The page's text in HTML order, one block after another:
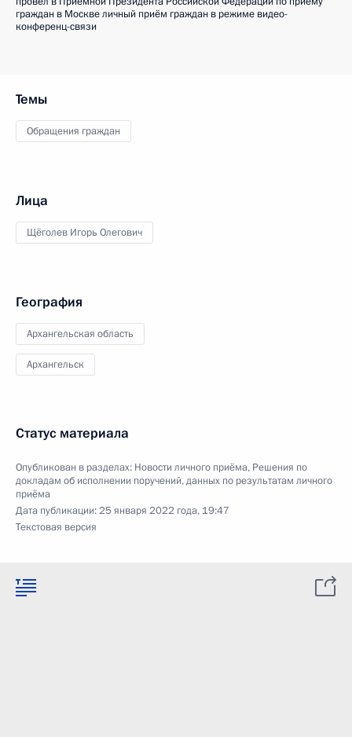
граждан в Москве личный приём граждан в режиме видео-
конференц-связи
Темы
Обращения граждан
Лица
Щёголев Игорь Олегович
География
Архангельская область
Архангельск
Статус материала
Опубликован в разделах: Новости личного приёма, Решения по
докладам об исполнении поручений, данных по результатам личного
приёма
Дата публикации:25 января 2022 года, 19:47
Текстовая версия